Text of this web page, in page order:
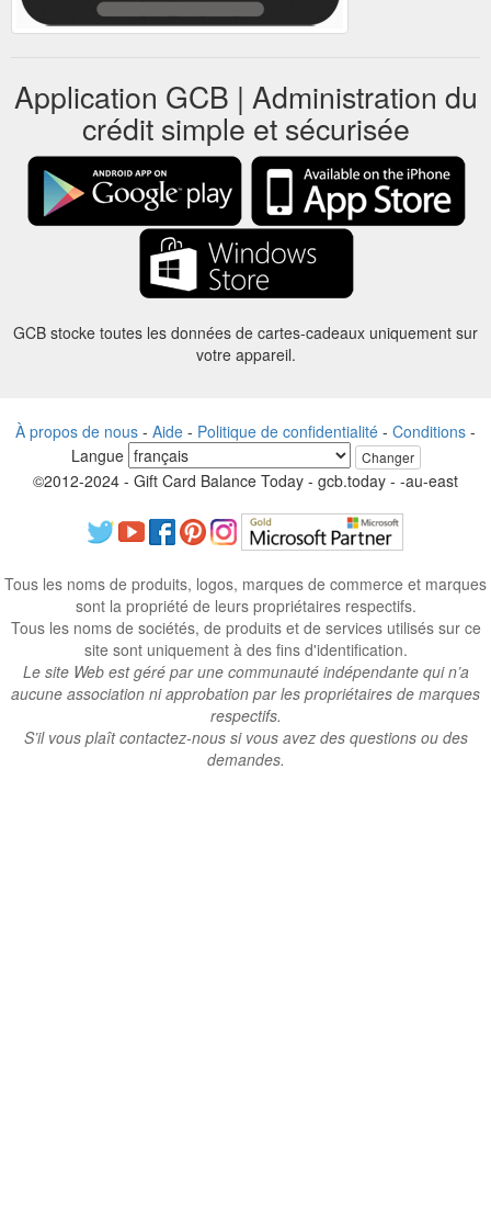
Application GCB | Administration du
crédit simple et sécurisée
GCB stocke toutes les données de cartes-cadeaux uniquement sur
votre appareil.
À propos de nous - Aide - Politique de confidentialité - Conditions -
Langue
Changer
©2012-2024 - Gift Card Balance Today - gcb.today - -au-east
Tous les noms de produits, logos, marques de commerce et marques
sont la propriété de leurs propriétaires respectifs.
Tous les noms de sociétés, de produits et de services utilisés sur ce
site sont uniquement à des fins d'identification.
Le site Web est géré par une communauté indépendante qui n’a
aucune association ni approbation par les propriétaires de marques
respectifs.
S’il vous plaît contactez-nous si vous avez des questions ou des
demandes.